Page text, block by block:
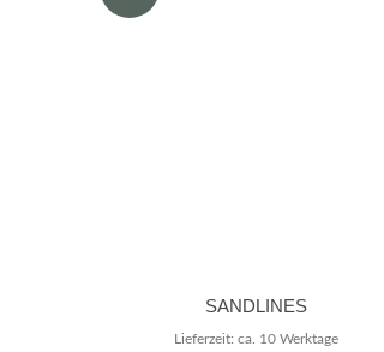
SANDLINES
Lieferzeit: ca. 10 Werktage